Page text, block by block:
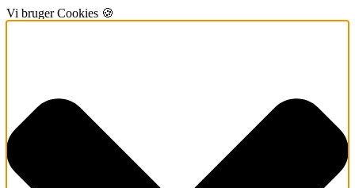
Vi bruger Cookies 🍪